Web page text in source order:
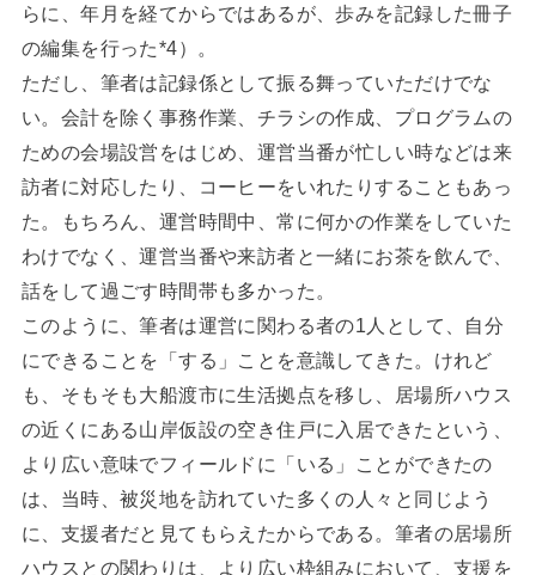
らに、年月を経てからではあるが、歩みを記録した冊子
の編集を行った*4）。
ただし、筆者は記録係として振る舞っていただけでな
い。会計を除く事務作業、チラシの作成、プログラムの
ための会場設営をはじめ、運営当番が忙しい時などは来
訪者に対応したり、コーヒーをいれたりすることもあっ
た。もちろん、運営時間中、常に何かの作業をしていた
わけでなく、運営当番や来訪者と一緒にお茶を飲んで、
話をして過ごす時間帯も多かった。
このように、筆者は運営に関わる者の1人として、自分
にできることを「する」ことを意識してきた。けれど
も、そもそも大船渡市に生活拠点を移し、居場所ハウス
の近くにある山岸仮設の空き住戸に入居できたという、
より広い意味でフィールドに「いる」ことができたの
は、当時、被災地を訪れていた多くの人々と同じよう
に、支援者だと見てもらえたからである。筆者の居場所
ハウスとの関わりは、より広い枠組みにおいて、支援を